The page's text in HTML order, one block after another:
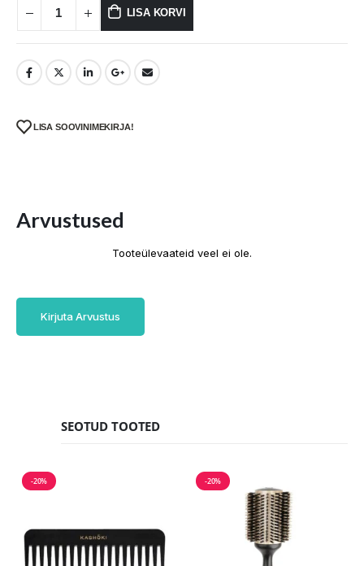
LISA KORVI
LISA SOOVINIMEKIRJA!
Arvustused
Tooteülevaateid veel ei ole.
Kirjuta Arvustus
SEOTUD TOOTED
-20% -20%